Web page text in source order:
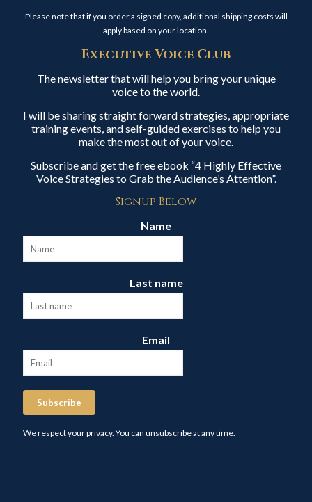
Please note that if you order a signed copy, additional shipping costs will
apply based on your location.
Executive Voice Club
The newsletter that will help you bring your unique
voice to the world.
I will be sharing straight forward strategies, appropriate
training events, and self-guided exercises to help you
make the most out of your voice.
Subscribe and get the free ebook “4 Highly Effective
Voice Strategies to Grab the Audience’s Attention”.
Signup Below
Name
Last name
Email
Subscribe
We respect your privacy. You can unsubscribe at any time.